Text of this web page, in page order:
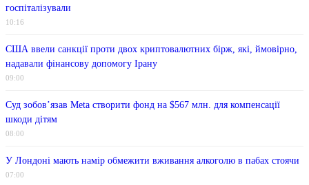
госпіталізували
10:16
США ввели санкції проти двох криптовалютних бірж, які, ймовірно,
надавали фінансову допомогу Ірану
09:00
Суд зобов’язав Meta створити фонд на $567 млн. для компенсації
шкоди дітям
08:00
У Лондоні мають намір обмежити вживання алкоголю в пабах стоячи
07:00